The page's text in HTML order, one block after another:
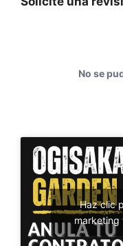
No se
Haz clic
marketing